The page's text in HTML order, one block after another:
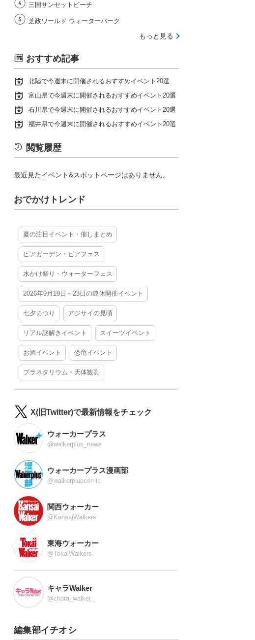
三国サンセットビーチ
芝政ワールド ウォーターパーク
もっと見る
おすすめ記事
北陸で今週末に開催されるおすすめイベント20選
富山県で今週末に開催されるおすすめイベント20選
石川県で今週末に開催されるおすすめイベント20選
福井県で今週末に開催されるおすすめイベント20選
閲覧履歴
最近見たイベント&スポットページはありません。
おでかけトレンド
夏の注目イベント・催しまとめ
ビアガーデン・ビアフェス
水かけ祭り・ウォーターフェス
2026年9月19日～23日の連休開催イベント
七夕まつり アジサイの見頃
リアル謎解きイベント スイーツイベント
お酒イベント 恐竜イベント
プラネタリウム・天体観測
X(旧Twitter)で最新情報をチェック
ウォーカープラス
@walkerplus_news
ウォーカープラス漫画部
@walkerpluscomic
関西ウォーカー
@KansaiWalkers
東海ウォーカー
@TokaiWalkers
キャラWalker
@chara_walker_
編集部イチオシ